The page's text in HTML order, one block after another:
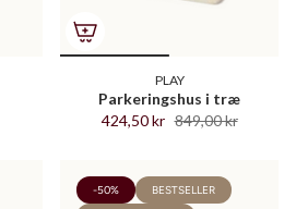
PLAY
Parkeringshus i træ
424,50 kr 849,00 kr
-50%
BESTSELLER